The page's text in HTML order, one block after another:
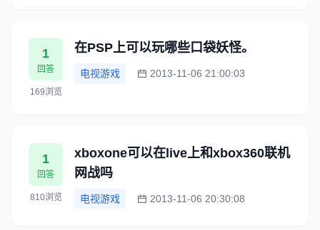
1
回答
169浏览
在PSP上可以玩哪些口袋妖怪。
电视游戏 2013-11-06 21:00:03
1
回答
810浏览
xboxone可以在live上和xbox360联机
网战吗
电视游戏 2013-11-06 20:30:08